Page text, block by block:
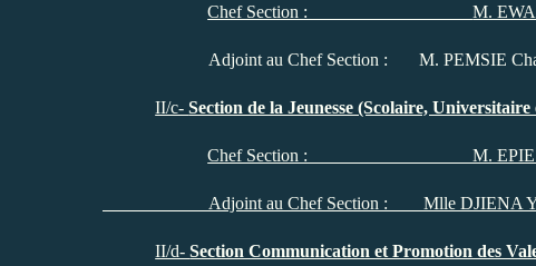
Chef Section :M.
Adjoint au Chef Section : M. PEMSIE
II/c-Section de la Jeunesse (Scolaire,
Chef Section : M. EPIE
Adjoint au Chef Section : Mlle DJIENA
II/d-Section Communication et Promotion des